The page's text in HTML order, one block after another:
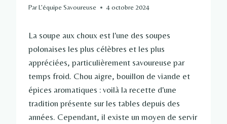
ParL'équipe Savoureuse 4 octobre 2024
La soupe aux choux est l'une des soupes
polonaises les plus célèbres et les plus
appréciées, particulièrement savoureuse par
temps froid. Chou aigre, bouillon de viande et
épices aromatiques : voilà la recette d'une
tradition présente sur les tables depuis des
années. Cependant, il existe un moyen de servir